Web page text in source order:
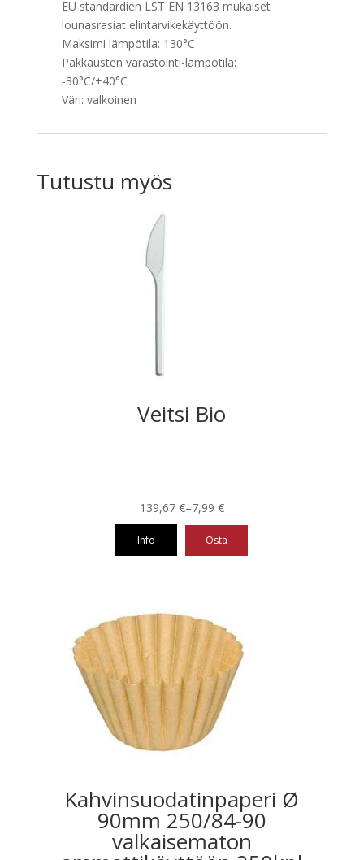
EU standardien LST EN 13163 mukaiset
lounasrasiat elintarvikekäyttöön.
Maksimi lämpötila: 130°C
Pakkausten varastointi-lämpötila:
-30°C/+40°C
Väri: valkoinen
Tutustu myös
Veitsi Bio
7,99 €
–
139,67 €Hintaluokka:
7,99 €
Info Osta
muunnelma.
Kahvinsuodatinpaperi Ø
90mm 250/84-90
valkaisematon